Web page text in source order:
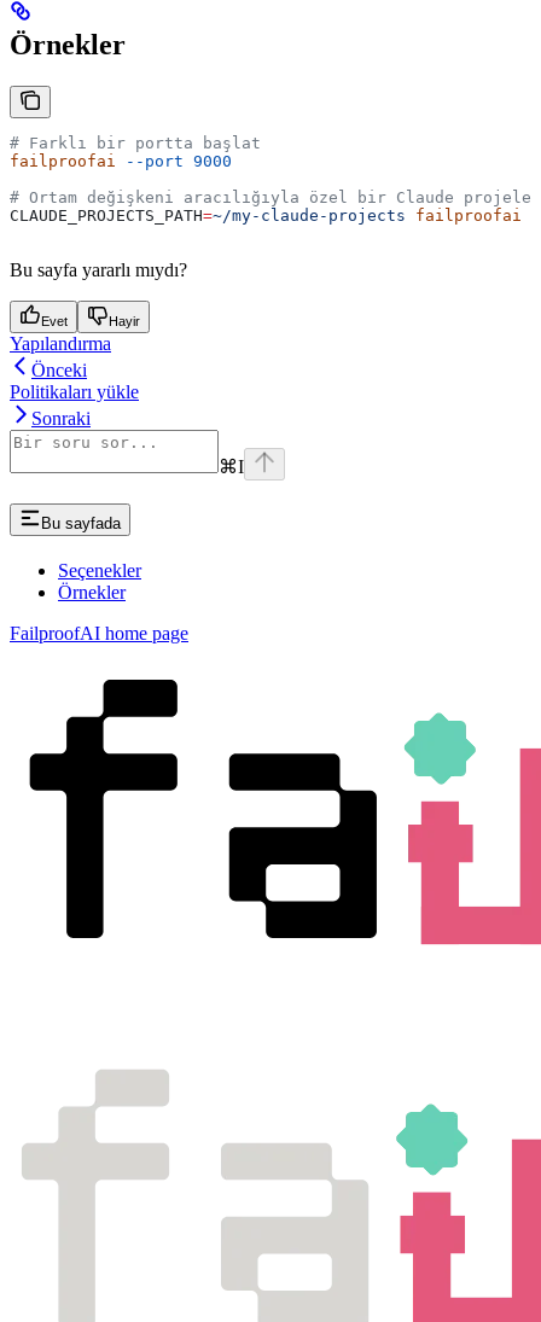
Örnekler
# Farklı bir portta başlat
failproofai
--port 9000
# Ortam değişkeni aracılığıyla özel bir Claude
CLAUDE_PROJECTS_PATH=~/my-claude-projects failproofai
Bu sayfa yararlı mıydı?
Evet Hayir
Yapılandırma
Önceki
Politikaları yükle
Sonraki
⌘I
Bu sayfada
Seçenekler
Örnekler
FailproofAI home page